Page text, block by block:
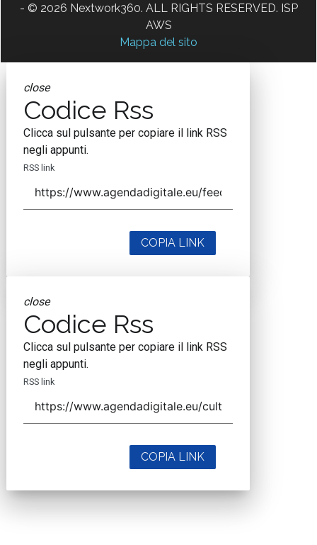
- © 2026 Nextwork360. ALL RIGHTS RESERVED. ISP
AWS
Mappa del sito
close
Codice Rss
Clicca sul pulsante per copiare il link RSS
negli appunti.
RSS link
COPIA LINK
close
Codice Rss
Clicca sul pulsante per copiare il link RSS
negli appunti.
RSS link
COPIA LINK